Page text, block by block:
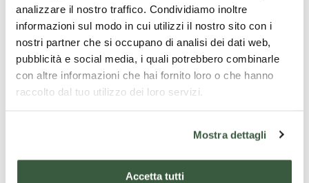
analizzare il nostro traffico. Condividiamo inoltre
informazioni sul modo in cui utilizzi il nostro sito con i
nostri partner che si occupano di analisi dei dati web,
pubblicità e social media, i quali potrebbero combinarle
con altre informazioni che hai fornito loro o che hanno
raccolto dal tuo utilizzo dei loro servizi.
Mostra dettagli
Accetta tutti
Select your dates
Choose the type of accommodation that best suits
your needs. The availability shown is indicative; final
confirmation is subject to the accommodation
Filtra risultati per: